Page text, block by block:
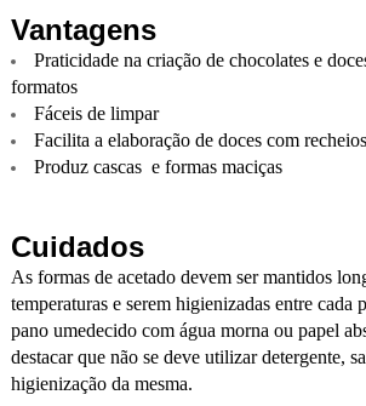
Vantagens
Praticidade na criação de chocolates e
formatos
Fáceis de limpar
Facilita a elaboração de doces com recheios
Produz cascas e formas maciças
Cuidados
As formas de acetado devem ser mantidos
temperaturas e serem higienizadas entre cada
pano umedecido com água morna ou papel
destacar que não se deve utilizar detergente,
higienização da mesma.